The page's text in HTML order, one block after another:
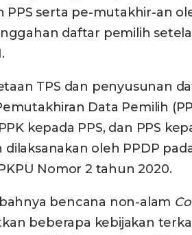
serta pe-mutakhir-an
daftar pemilih
TPS dan penyusunan
Data Pemilih
kepada PPS, dan PPS
oleh PPDP
Nomor 2 tahun 2020.
bencana non-alam
beberapa kebijakan